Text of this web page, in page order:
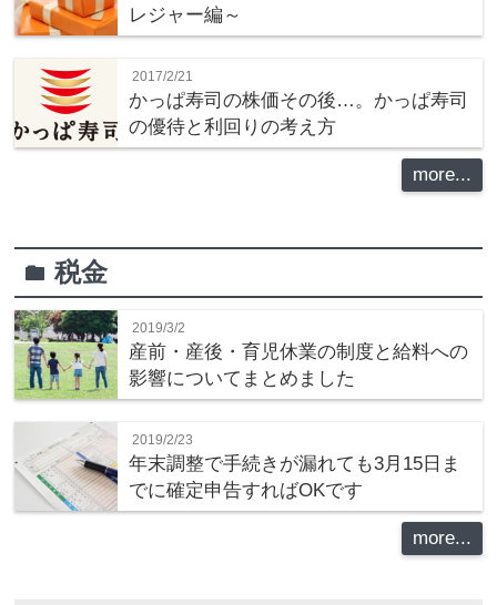
レジャー編～
2017/2/21
かっぱ寿司の株価その後…。かっぱ寿司
の優待と利回りの考え方
more...
folder税金
2019/3/2
産前・産後・育児休業の制度と給料への
影響についてまとめました
2019/2/23
年末調整で手続きが漏れても3月15日ま
でに確定申告すればOKです
more...